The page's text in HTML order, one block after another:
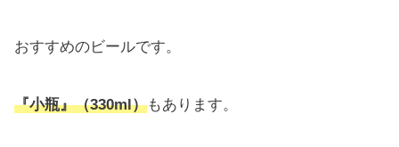
おすすめのビールです。
『小瓶』（330ml）もあります。